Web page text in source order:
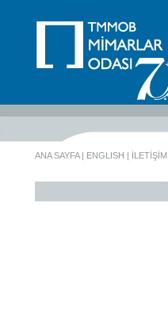
ANA SAYFA| ENGLISH | İLETİŞİM